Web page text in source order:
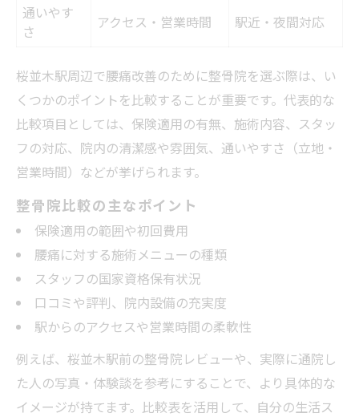
通いやす
さ
アクセス・営業時間 駅近・夜間対応
桜並木駅周辺で腰痛改善のために整骨院を選ぶ際は、い
くつかのポイントを比較することが重要です。代表的な
比較項目としては、保険適用の有無、施術内容、スタッ
フの対応、院内の清潔感や雰囲気、通いやすさ（立地・
営業時間）などが挙げられます。
整骨院比較の主なポイント
保険適用の範囲や初回費用
腰痛に対する施術メニューの種類
スタッフの国家資格保有状況
口コミや評判、院内設備の充実度
駅からのアクセスや営業時間の柔軟性
例えば、桜並木駅前の整骨院レビューや、実際に通院し
た人の写真・体験談を参考にすることで、より具体的な
イメージが持てます。比較表を活用して、自分の生活ス